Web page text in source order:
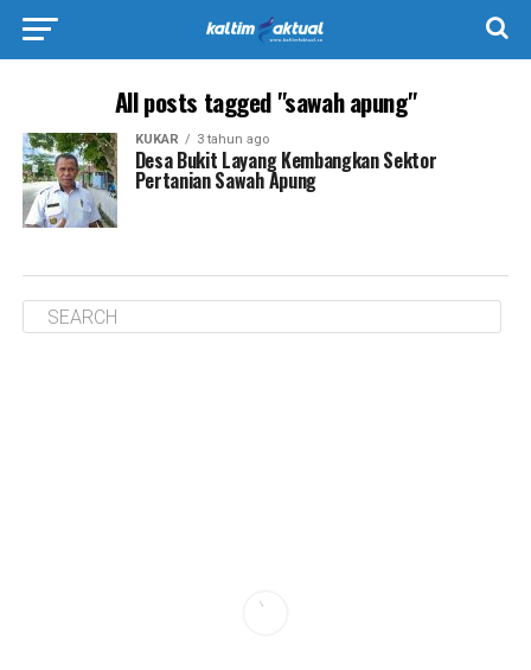
All posts tagged "sawah apung"
KUKAR 3 tahun ago
Desa Bukit Layang Kembangkan Sektor
Pertanian Sawah Apung